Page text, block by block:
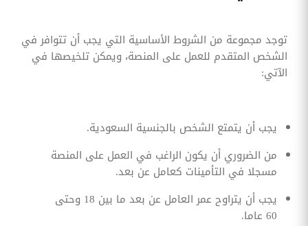
توجد مجموعة من الشروط الأساسية التي يجب أن تتوافر في
الشخص المتقدم للعمل على المنصة، ويمكن تلخيصها في
الآتي:
يجب أن يتمتع الشخص بالجنسية السعودية.
من الضروري أن يكون الراغب في العمل على المنصة
مسجلا في التأمينات كعامل عن بعد.
يجب أن يتراوح عمر العامل عن بعد ما بين 18 وحتى
60 عاما.